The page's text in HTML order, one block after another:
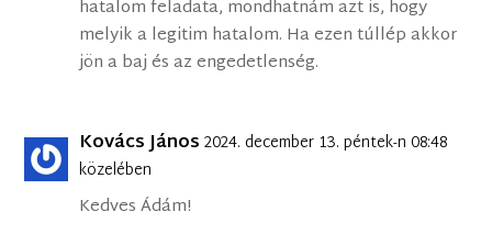
hatalom feladata, mondhatnám azt is, hogy
melyik a legitim hatalom. Ha ezen túllép akkor
jön a baj és az engedetlenség.
Kovács János 2024. december 13. péntek-n 08:48
közelében
Kedves Ádám!